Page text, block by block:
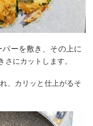
ーを敷き、その上に
さにカットします。
、カリッと仕上がるそ